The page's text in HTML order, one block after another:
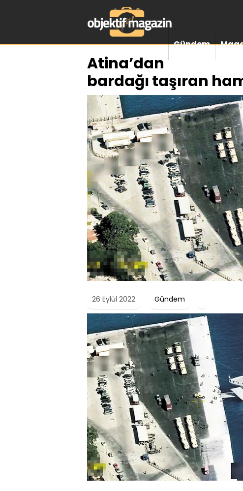
Gündem
Atina’dan
bardağı taşıran
26 Eylül 2022 Gündem